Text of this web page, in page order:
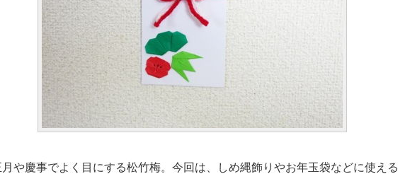
月や慶事でよく目にする松竹梅。今回は、しめ縄飾りやお年玉袋などに使える